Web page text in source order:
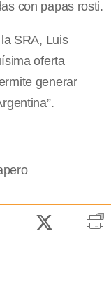
con papas rosti.
SRA, Luis
oferta
generar